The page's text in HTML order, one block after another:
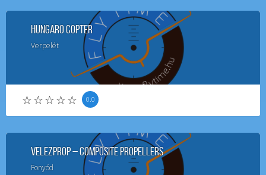
Hungaro Copter
Verpelét
0.0
VelezProp – Composite Propellers
Fonyód